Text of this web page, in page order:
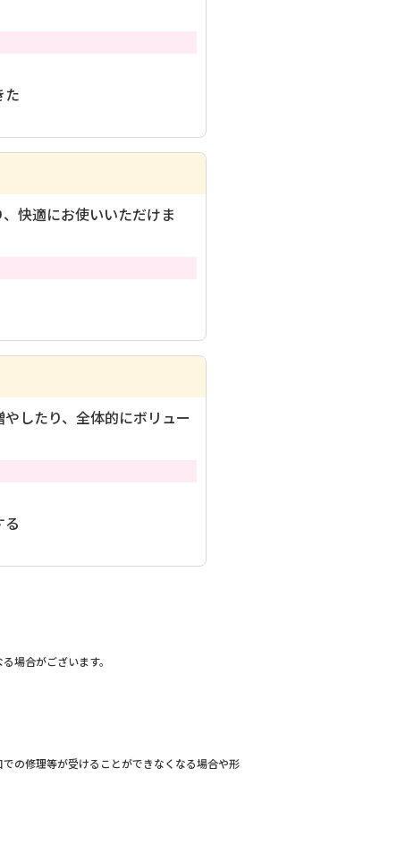
た
快適にお使いいただけま
したり、全体的にボリュー
る
場合がございます。
の修理等が受けることができなくなる場合や形